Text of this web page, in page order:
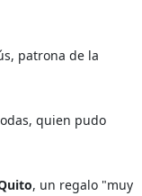
patrona de la
quien pudo
, un regalo "muy